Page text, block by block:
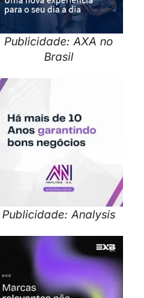
Publicidade: AXA no
Brasil
Publicidade: Analysis